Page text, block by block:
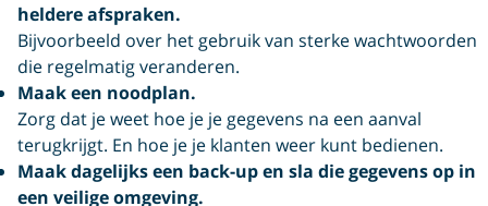
heldere afspraken.
Bijvoorbeeld over het gebruik van sterke wachtwoorden
die regelmatig veranderen.
Maak een noodplan.
Zorg dat je weet hoe je je gegevens na een aanval
terugkrijgt. En hoe je je klanten weer kunt bedienen.
Maak dagelijks een back-up en sla die gegevens op in
een veilige omgeving.